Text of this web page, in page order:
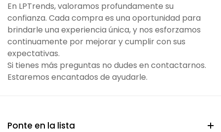
En LPTrends, valoramos profundamente su
confianza. Cada compra es una oportunidad para
brindarle una experiencia única, y nos esforzamos
continuamente por mejorar y cumplir con sus
expectativas.
Si tienes más preguntas no dudes en contactarnos.
Estaremos encantados de ayudarle.
Ponte en la lista